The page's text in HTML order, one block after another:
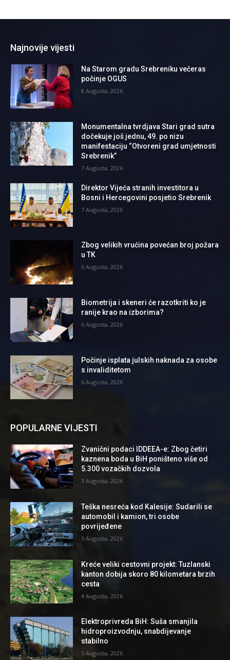
Najnovije vijesti
Na Starom gradu Srebreniku večeras
počinje OGUS
8 Augusta, 2026
Monumentalna tvrdjava Stari grad sutra
dočekuje još jednu, 49. po nizu
manifestaciju “Otvoreni grad umjetnosti
Srebrenik”
7 Augusta, 2026
Direktor Vijeća stranih investitora u
Bosni i Hercegovini posjetio Srebrenik
7 Augusta, 2026
Zbog velikih vrućina povećan broj požara
u TK
6 Augusta, 2026
Biometrija i skeneri će razotkriti ko je
ranije krao na izborima?
6 Augusta, 2026
Počinje isplata julskih naknada za osobe
s invaliditetom
6 Augusta, 2026
POPULARNE VIJESTI
Zvanični podaci IDDEEA-e: Zbog četiri
kaznena boda u BiH poništeno više od
5.300 vozačkih dozvola
3 Augusta, 2026
Teška nesreća kod Kalesije: Sudarili se
automobil i kamion, tri osobe
povrijeđene
5 Augusta, 2026
Kreće veliki cestovni projekt: Tuzlanski
kanton dobija skoro 80 kilometara brzih
cesta
4 Augusta, 2026
Elektroprivreda BiH: Suša smanjila
hidroproizvodnju, snabdijevanje
stabilno
5 Augusta, 2026